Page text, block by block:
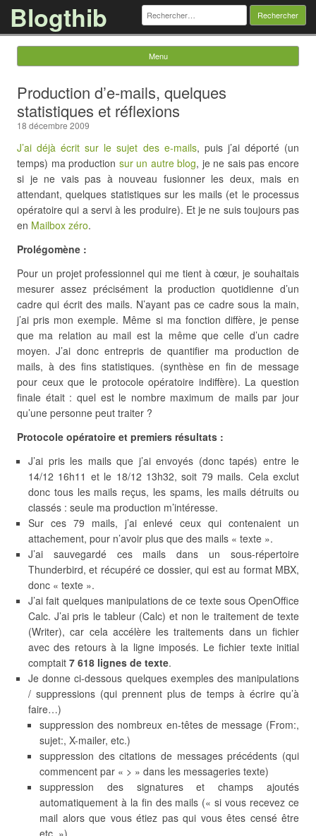
Blogthib Rechercher :
Menu
Production d’e-mails, quelques
statistiques et réflexions
18 décembre 2009
J’ai déjà écrit sur le sujet des e-mails, puis j’ai déporté (un
temps) ma production sur un autre blog, je ne sais pas encore
si je ne vais pas à nouveau fusionner les deux, mais en
attendant, quelques statistiques sur les mails (et le processus
opératoire qui a servi à les produire). Et je ne suis toujours pas
en Mailbox zéro.
Prolégomène :
Pour un projet professionnel qui me tient à cœur, je souhaitais
mesurer assez précisément la production quotidienne d’un
cadre qui écrit des mails. N’ayant pas ce cadre sous la main,
j’ai pris mon exemple. Même si ma fonction diffère, je pense
que ma relation au mail est la même que celle d’un cadre
moyen. J’ai donc entrepris de quantifier ma production de
mails, à des fins statistiques. (synthèse en fin de message
pour ceux que le protocole opératoire indiffère). La question
finale était : quel est le nombre maximum de mails par jour
qu’une personne peut traiter ?
Protocole opératoire et premiers résultats :
J’ai pris les mails que j’ai envoyés (donc tapés) entre le
14/12 16h11 et le 18/12 13h32, soit 79 mails. Cela exclut
donc tous les mails reçus, les spams, les mails détruits ou
classés : seule ma production m’intéresse.
Sur ces 79 mails, j’ai enlevé ceux qui contenaient un
attachement, pour n’avoir plus que des mails « texte ».
J’ai sauvegardé ces mails dans un sous-répertoire
Thunderbird, et récupéré ce dossier, qui est au format MBX,
donc « texte ».
J’ai fait quelques manipulations de ce texte sous OpenOffice
Calc. J’ai pris le tableur (Calc) et non le traitement de texte
(Writer), car cela accélère les traitements dans un fichier
avec des retours à la ligne imposés. Le fichier texte initial
comptait 7 618 lignes de texte.
Je donne ci-dessous quelques exemples des manipulations
/ suppressions (qui prennent plus de temps à écrire qu’à
faire…)
suppression des nombreux en-têtes de message (From:,
sujet:, X-mailer, etc.)
suppression des citations de messages précédents (qui
commencent par « > » dans les messageries texte)
suppression des signatures et champs ajoutés
automatiquement à la fin des mails (« si vous recevez ce
mail alors que vous étiez pas qui vous êtes censé être
etc. »)